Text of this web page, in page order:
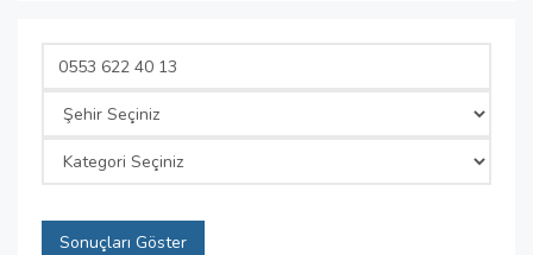
Sonuçları Göster